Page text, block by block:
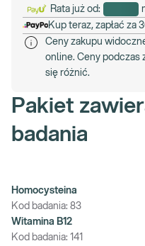
Rata już od:
Kup teraz, zapłać za
Ceny zakupu
online. Ceny podczas
się różnić.
Pakiet
badania
Homocysteina
Kod badania: 83
Witamina B12
Kod badania: 141